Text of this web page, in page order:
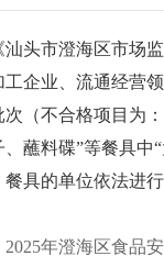
市澄海区市场监
企业、流通经营
（不合格项目为
、蘸料碟”等餐具中
具的单位依法进行
2025年澄海区食品